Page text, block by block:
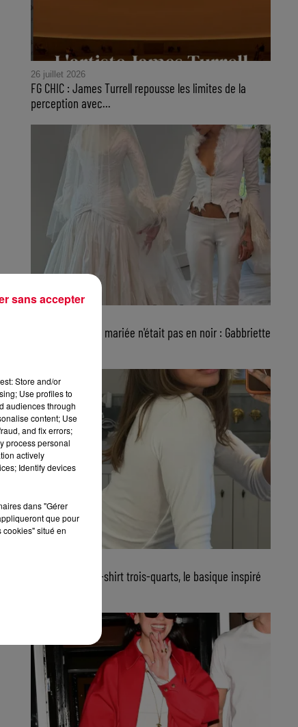
26 juillet 2026
FG CHIC : James Turrell repousse les limites de la
perception avec...
FG CHIC : Non, la mariée n'était pas en noir : Gabbriette
FG CHIC : Le tee-shirt trois-quarts, le basique inspiré
Store and/or
Use profiles to
audiences through
content; Use
and fix errors;
process personal
actively
Identify devices
dans "Gérer
que pour
cookies" situé en
sans accepter